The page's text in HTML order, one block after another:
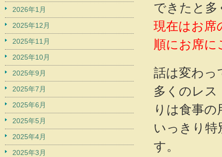
できたと多
現在はお席
順にお席
話は変わっ
多くのレ
りは食事
いっきり
す。
2026年1月
2025年12月
2025年11月
2025年10月
2025年9月
2025年7月
2025年6月
2025年5月
2025年4月
2025年3月